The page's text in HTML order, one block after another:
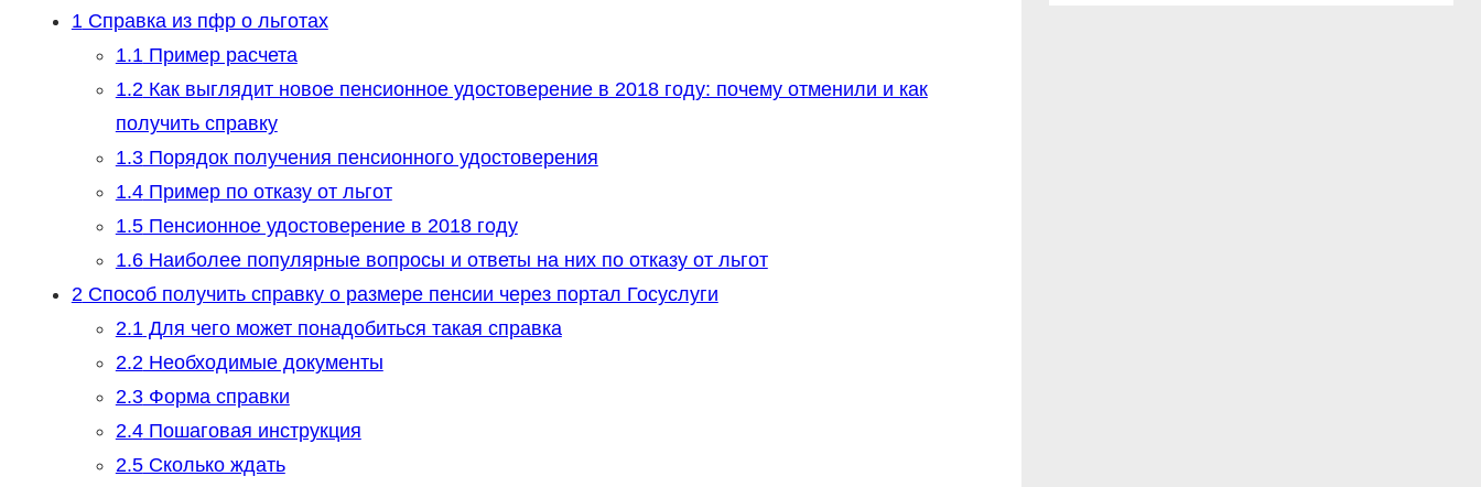
1Справка из пфр о льготах
1.1Пример расчета
1.2Как выглядит новое пенсионное удостоверение в 2018 году: почему отменили и как
получить справку
1.3Порядок получения пенсионного удостоверения
1.4Пример по отказу от льгот
1.5Пенсионное удостоверение в 2018 году
1.6Наиболее популярные вопросы и ответы на них по отказу от льгот
2Способ получить справку о размере пенсии через портал Госуслуги
2.1Для чего может понадобиться такая справка
2.2Необходимые документы
2.3Форма справки
2.4Пошаговая инструкция
2.5Сколько ждать